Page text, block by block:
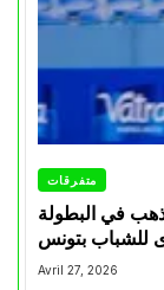
متفرقات
في البطولة
للشباب بتونس
Avril 27, 2026